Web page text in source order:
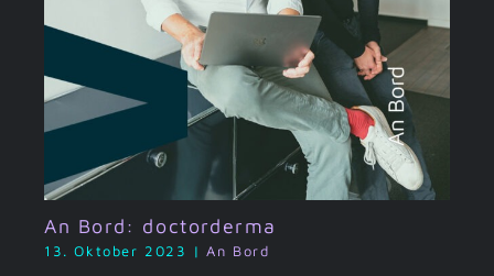
An Bord: doctorderma
13. Oktober 2023 | An Bord